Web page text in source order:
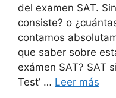
del examen SAT.
consiste? o
contamos
que saber sobre
exámen SAT? SAT
Test’ … Leer más